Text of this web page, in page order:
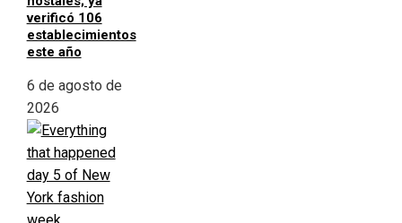
verificó 106
establecimientos
este año
6 de agosto de
2026